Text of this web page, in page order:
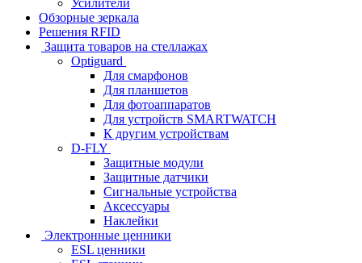
Обзорные зеркала
Решения RFID
Защита товаров на стеллажах
Optiguard
Для смарфонов
Для планшетов
Для фотоаппаратов
Для устройств SMARTWATCH
К другим устройствам
D-FLY
Защитные модули
Защитные датчики
Сигнальные устройства
Аксессуары
Наклейки
Электронные ценники
ESL ценники